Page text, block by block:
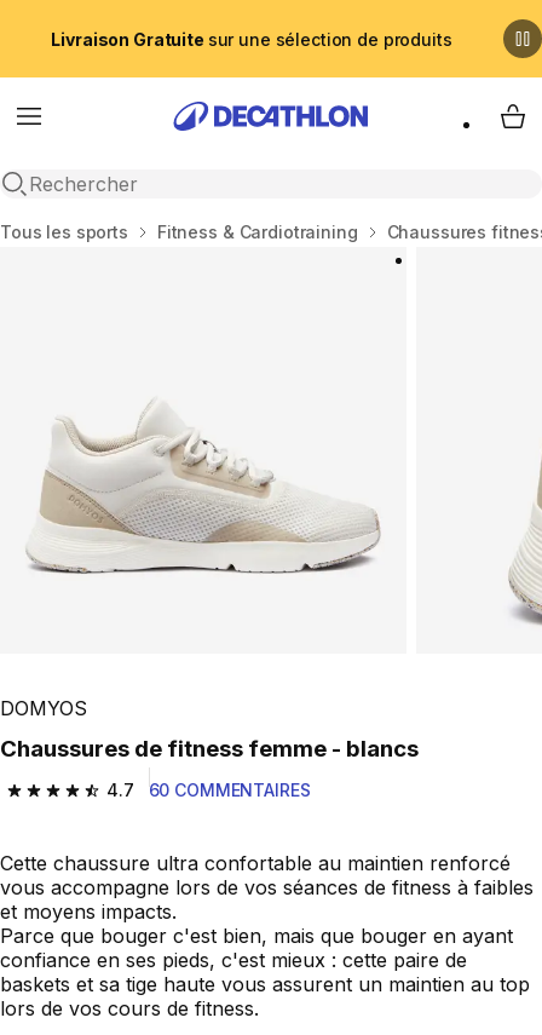
Livraison Gratuite sur une sélection de produits
Menu
Recherche ouverte
My
Accueil
Tous les sports Fitness & Cardiotraining Chaussures
DOMYOS
Chaussures de fitness femme - blancs
4.7
4.7 out of 5 stars from 60 reviews
60 COMMENTAIRES
Cette chaussure ultra confortable au maintien renforcé
vous accompagne lors de vos séances de fitness à faibles
et moyens impacts.
Parce que bouger c'est bien, mais que bouger en ayant
confiance en ses pieds, c'est mieux : cette paire de
baskets et sa tige haute vous assurent un maintien au top
lors de vos cours de fitness.